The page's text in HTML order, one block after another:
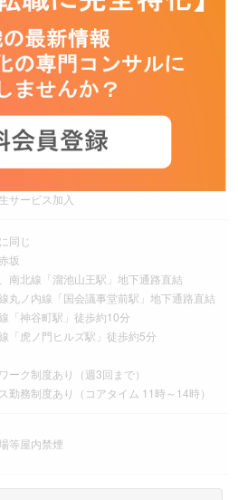
制（土日曜日）、祝日、夏季休暇、年末年
、慶弔休暇、リフレッシュ、産前産後休
、年間休日120日以上
通費（通勤手当）、退職金制度
生年金保険、雇用保険、労災保険
サービス加入
同じ
坂
北線「溜池山王駅」地下通路直結
ノ内線「国会議事堂前駅」地下通路直結
神谷町駅」徒歩約10分
虎ノ門ヒルズ駅」徒歩約5分
ーク制度あり（週3回まで）
勤務制度あり（コアタイム 11時～14時）
等屋内禁煙